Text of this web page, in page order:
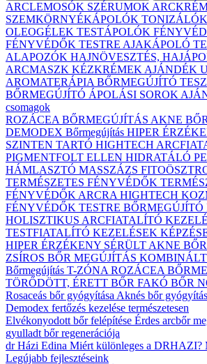
ARCLEMOSÓK SZÉRUMOK
SZEMKÖRNYÉKÁPOLÓK TONIZÁLÓK
OLEOGÉLEK TESTÁPOLÓK
FÉNYVÉDŐK TESTRE AJAKÁPOLÓ
ALAPOZÓK HAJNÖVESZTÉS,
ARCMASZK KÉZKRÉMEK AJÁNDÉK
AROMATERÁPIA BŐRMEGÚJÍTÓ
BŐRMEGÚJÍTÓ ÁPOLÁSI SOROK
csomagok
ROZÁCEA BŐRMEGÚJÍTÁS AKNE
DEMODEX Bőrmegújítás HIPER
SZINTEN TARTÓ HIGHTECH
PIGMENTFOLT ELLEN HIDRATÁLÓ
HÁMLASZTÓ MASSZÁZS
TERMÉSZETES FÉNYVÉDŐK
FÉNYVÉDŐK ARCRA HIGHTECH
FÉNYVÉDŐK TESTRE BŐRMEGÚJÍTÓ
HOLISZTIKUS ARCFIATALÍTÓ
TESTFIATALÍTÓ KEZELÉSEK
HIPER ÉRZÉKENY SÉRÜLT AKNE
ZSÍROS BŐR MEGÚJÍTÁS KOMBINÁLT
Bőrmegújítás T-ZÓNA ROZÁCEA
TÖRŐDÖTT, ÉRETT BŐR FAKÓ BŐR
Rosaceás bőr gyógyítása Aknés bőr
Demodex fertőzés kezelése természetesen
Elvékonyodott bőr felépítése Érdes arcbőr
gyulladt bőr regenerációja
dr Házi Edina Miért különleges a DRHAZI?
Legújabb fejlesztéseink